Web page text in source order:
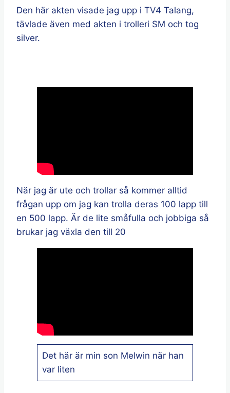
Den här akten visade jag upp i TV4 Talang,
tävlade även med akten i trolleri SM och tog
silver.
När jag är ute och trollar så kommer alltid
frågan upp om jag kan trolla deras 100 lapp till
en 500 lapp. Är de lite småfulla och jobbiga så
brukar jag växla den till 20
Det här är min son Melwin när han
var liten